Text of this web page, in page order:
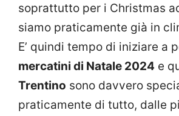
soprattutto per i Christmas
siamo praticamente già in
E’ quindi tempo di iniziare a
mercatini di Natale 2024 e
Trentino sono davvero
praticamente di tutto, dalle